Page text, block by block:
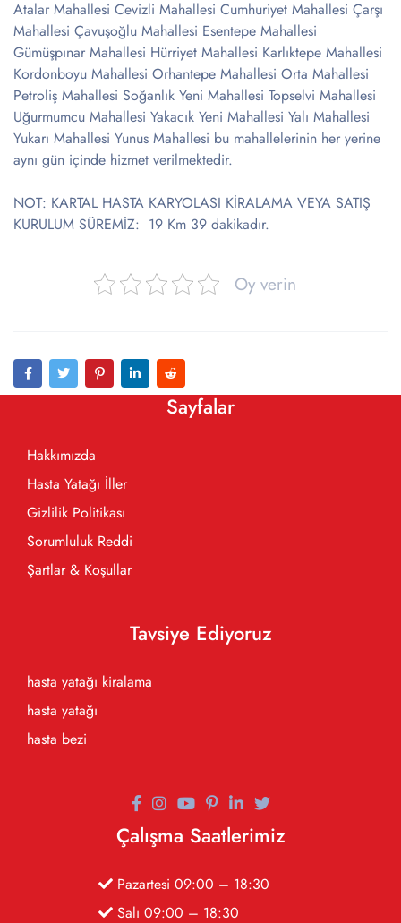
Atalar Mahallesi Cevizli Mahallesi Cumhuriyet Mahallesi Çarşı
Mahallesi Çavuşoğlu Mahallesi Esentepe Mahallesi
Gümüşpınar Mahallesi Hürriyet Mahallesi Karlıktepe Mahallesi
Kordonboyu Mahallesi Orhantepe Mahallesi Orta Mahallesi
Petroliş Mahallesi Soğanlık Yeni Mahallesi Topselvi Mahallesi
Uğurmumcu Mahallesi Yakacık Yeni Mahallesi Yalı Mahallesi
Yukarı Mahallesi Yunus Mahallesi bu mahallelerinin her yerine
aynı gün içinde hizmet verilmektedir.
NOT: KARTAL HASTA KARYOLASI KİRALAMA VEYA SATIŞ
KURULUM SÜREMİZ: 19 Km 39 dakikadır.
Oy verin
Sayfalar
Hakkımızda
Hasta Yatağı İller
Gizlilik Politikası
Sorumluluk Reddi
Şartlar & Koşullar
Tavsiye Ediyoruz
hasta yatağı kiralama
hasta yatağı
hasta bezi
Çalışma Saatlerimiz
Pazartesi 09:00 – 18:30
Salı 09:00 – 18:30